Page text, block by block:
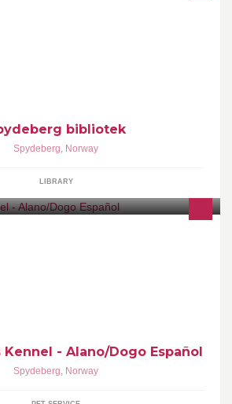
bibliotek
Spydeberg, Norway
LIBRARY
- Alano/Dogo Español
Spydeberg, Norway